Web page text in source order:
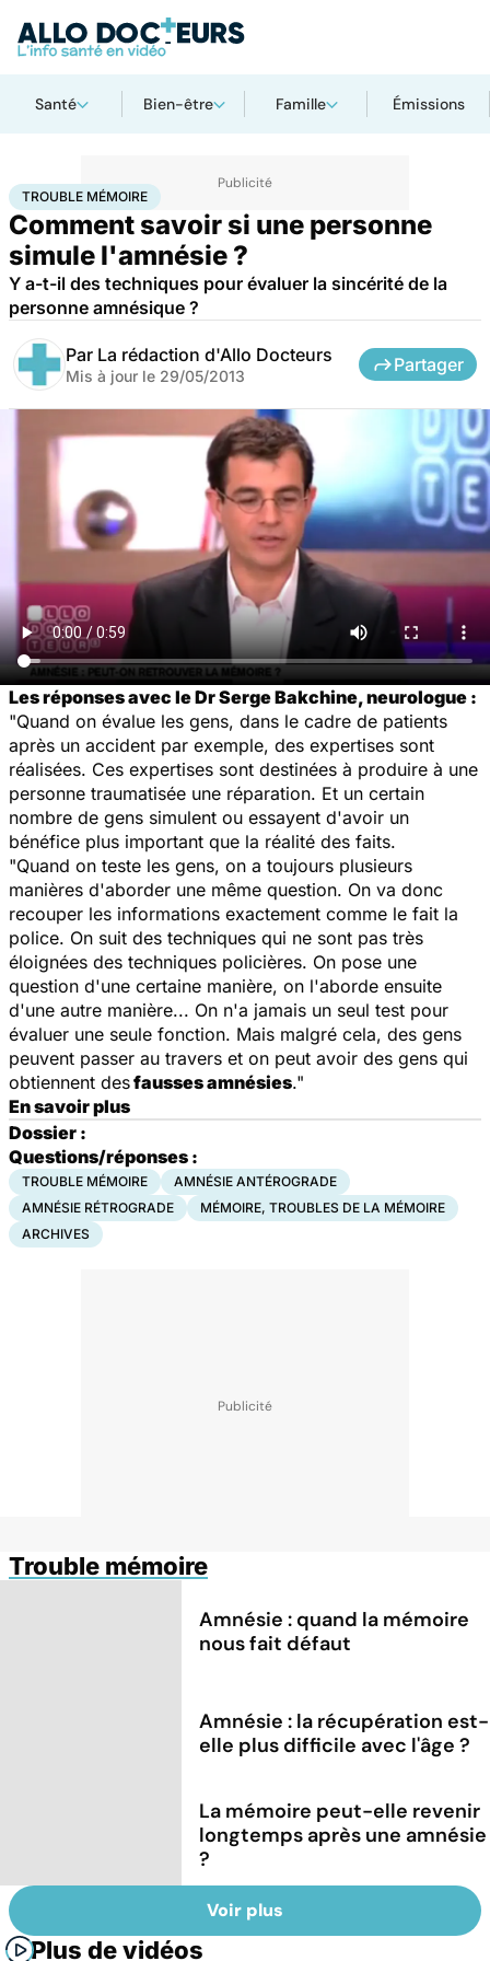
Santé Bien-être Famille Émissions
AccueilSantéTrouble mémoire
TROUBLE MÉMOIRE
Comment savoir si une personne
simule l'amnésie ?
Y a-t-il des techniques pour évaluer la sincérité de la
personne amnésique ?
Par La rédaction d'Allo Docteurs
Mis à jour le 29/05/2013
Partager
Les réponses avec le Dr Serge Bakchine, neurologue :
"Quand on évalue les gens, dans le cadre de patients
après un accident par exemple, des expertises sont
réalisées. Ces expertises sont destinées à produire à une
personne traumatisée une réparation. Et un certain
nombre de gens simulent ou essayent d'avoir un
bénéfice plus important que la réalité des faits.
"Quand on teste les gens, on a toujours plusieurs
manières d'aborder une même question. On va donc
recouper les informations exactement comme le fait la
police. On suit des techniques qui ne sont pas très
éloignées des techniques policières. On pose une
question d'une certaine manière, on l'aborde ensuite
d'une autre manière... On n'a jamais un seul test pour
évaluer une seule fonction. Mais malgré cela, des gens
peuvent passer au travers et on peut avoir des gens qui
obtiennent desfausses amnésies."
En savoir plus
Dossier :
Questions/réponses :
TROUBLE MÉMOIRE
AMNÉSIE ANTÉROGRADE
AMNÉSIE RÉTROGRADE
MÉMOIRE, TROUBLES DE LA MÉMOIRE
ARCHIVES
Trouble mémoire
Amnésie : quand la mémoire
nous fait défaut
Amnésie : la récupération est-
elle plus difficile avec l'âge ?
La mémoire peut-elle revenir
longtemps après une amnésie
?
Voir plus
Plus de vidéos